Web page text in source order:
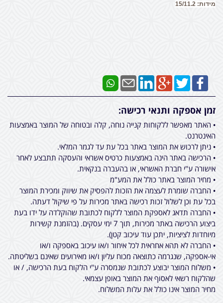
מידות: 15/11.2
זמן אספקה ותנאי רכישה:
• האתר מאפשר ללקוחות קנייה נוחה, קלה ובטוחה של המוצר באמצעות
האינטרנט.
• ניתן לרכוש את המוצר באתר בכל עת עד לגמר המלאי.
• הרכישה באתר הינה באמצעות כרטיס אשראי והעסקה תתבצע לאחר
אישורה ע"י חברת האשראי, או בהעברה בנקאית.
• מחיר המוצר באתר כולל את המע"מ
• החברה שומרת לעצמה את הזכות להפסיק את שיווק ומכירת המוצר
בכל עת וכן לשלול זכות רכישה באתר מכירות על פי שיקול דעתה.
• החברה תדאג לאספקת המוצר ללקוח לכתובת שהוקלדה על ידו בעת
ביצוע הרכישה באתר מכירות, תוך 7 ימי עסקים. (בהזמנת קשירות
מיוחדות לציציות, יתכן עוד עיכוב קטן).
• החברה לא תהא אחראית לכל איחור ו/או עיכוב באספקה ו/או
אי-אספקה, שנגרמה כתוצאה מכוח עליון ו/או מאירועים שאינם בשליטתה.
• משלוח המוצר יבוצע לכתובת שנמסרה ע"י הלקוח בעת הרכישה, / או
שהלקוח רשאי לאסוף את המוצר באופן עצמאי.
מחיר המוצר אינו כולל את עלות המשלוח.